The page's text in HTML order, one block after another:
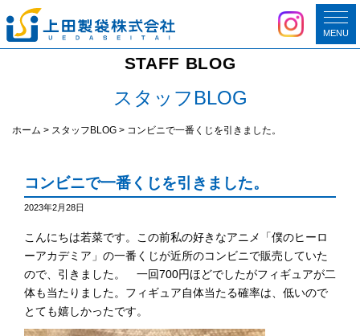
MENU
STAFF BLOG
スタッフBLOG
ホーム > スタッフBLOG > コンビニで一番くじを引きました。
コンビニで一番くじを引きました。
2023年2月28日
こんにちは若菜です。この前私の好きなアニメ「僕のヒーロ
ーアカデミア」の一番くじが近所のコンビニで販売していた
ので、引きました。 一回700円ほどでしたがフィギュアが二
体も当たりました。フィギュア自体当たる確率は、低いので
とても嬉しかったです。